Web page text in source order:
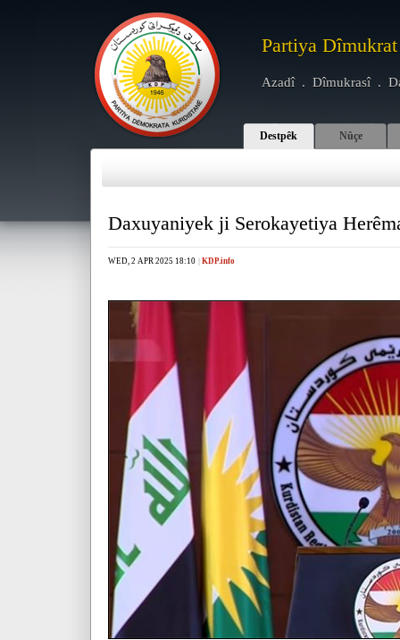
Destpêk Nûçe
Partiya
Azadî . Dîmukrasî .
Daxuyaniyek ji Serokayetiya
WED, 2 APR 2025 18:10 KDP.info